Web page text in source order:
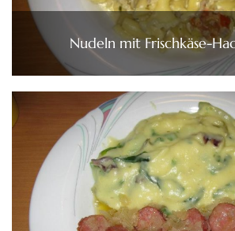
Nudeln mit Frischkäse-